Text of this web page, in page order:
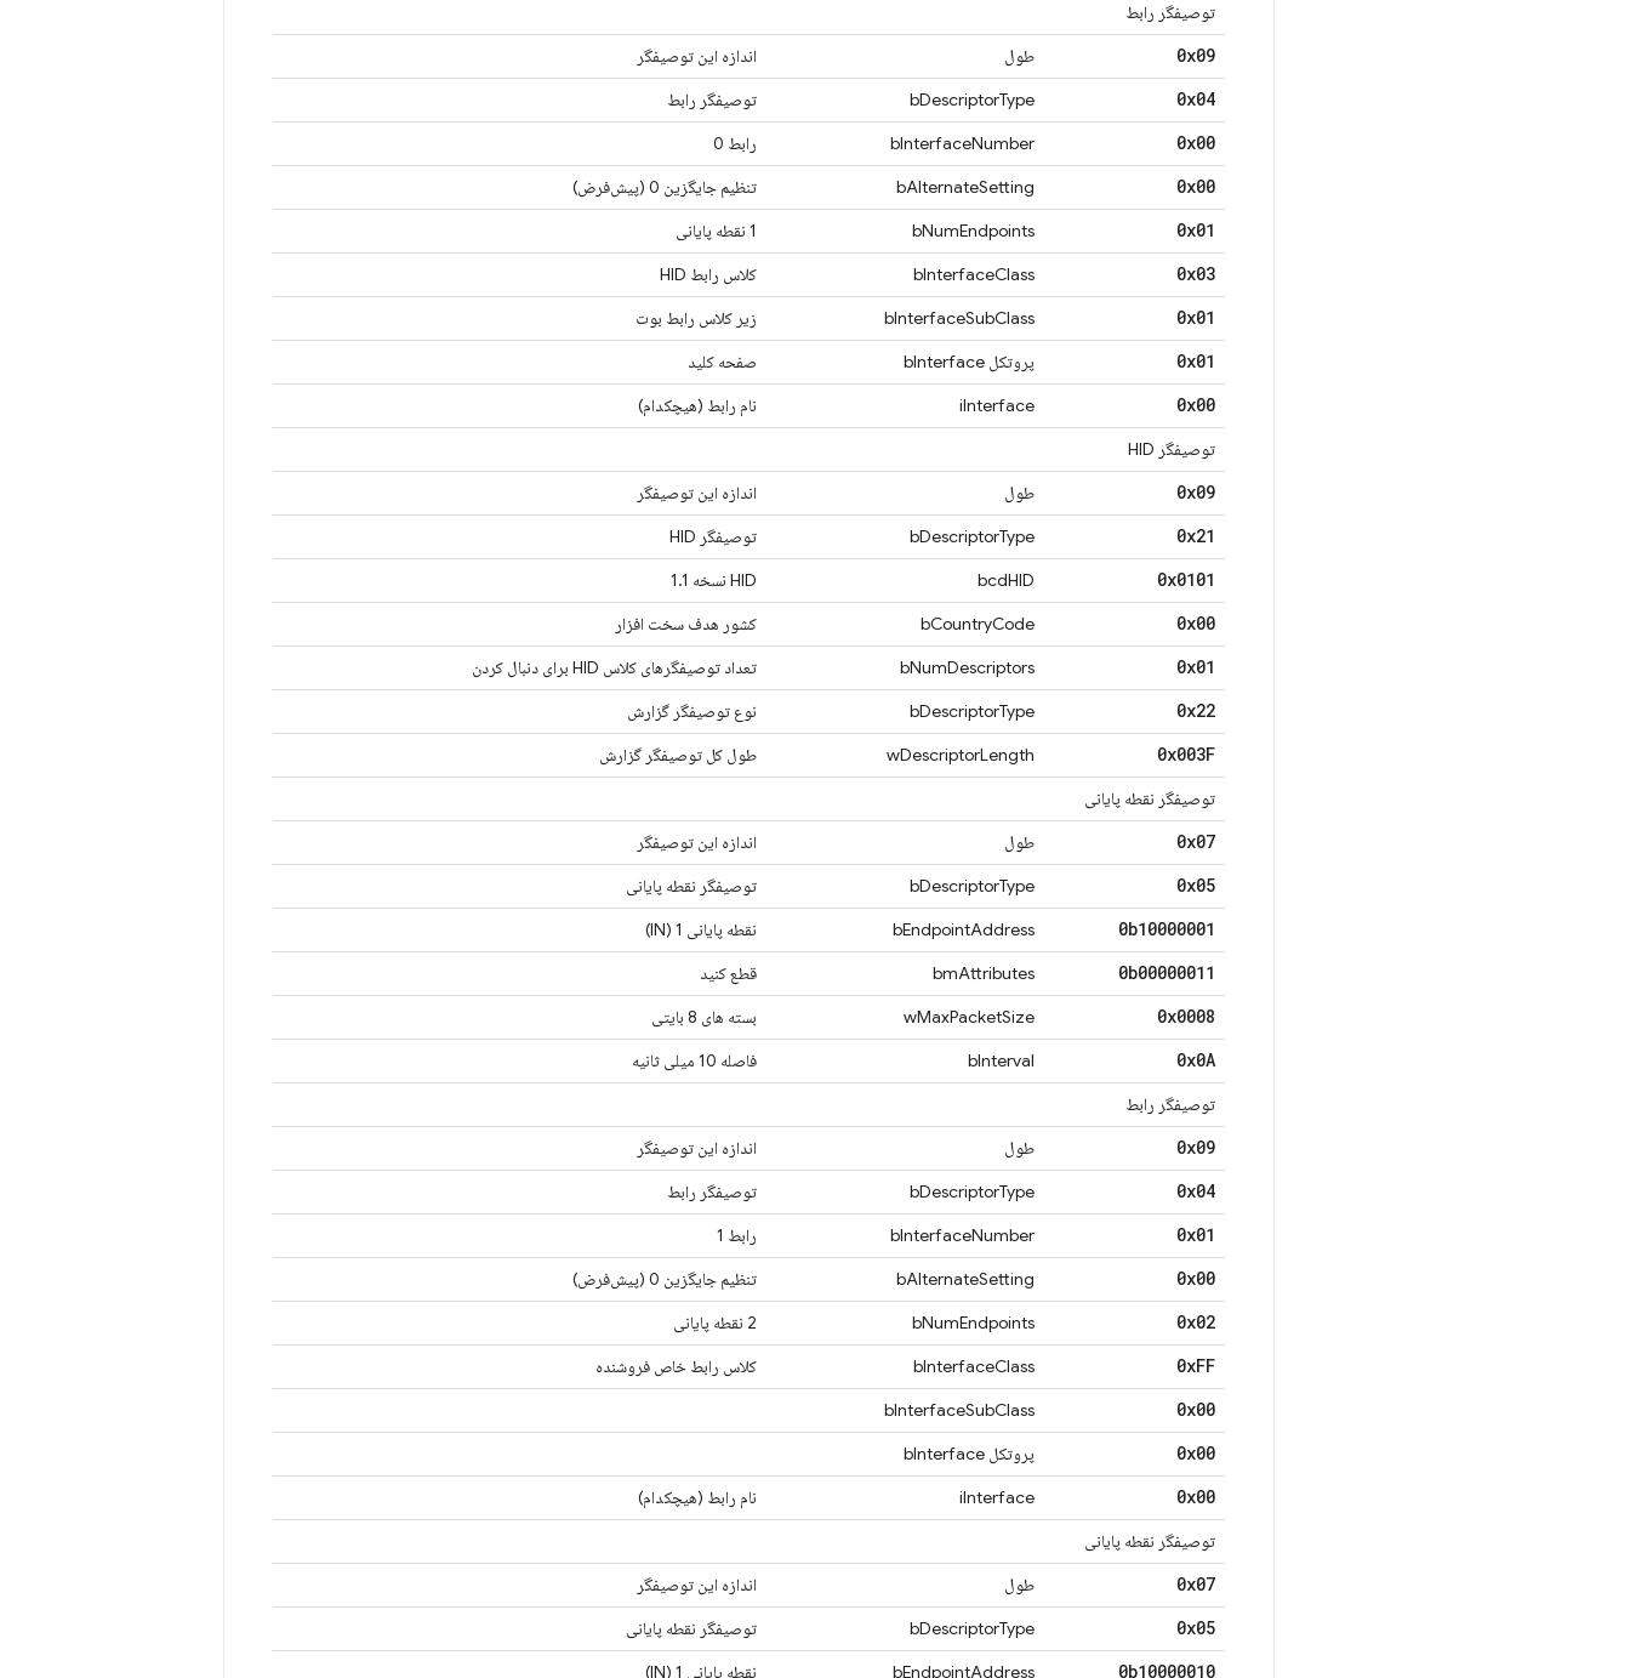
توصیفگر رابط
0x09 طول اندازه این توصیفگر
0x04
bDescriptorType توصیفگر رابط
0x00
bInterfaceNumber رابط 0
0x00
bAlternateSetting تنظیم جایگزین 0 (پیش‌فرض)
0x01
bNumEndpoints 1 نقطه پایانی
0x03
bInterfaceClass کلاس رابط HID
0x01
bInterfaceSubClass زیر کلاس رابط بوت
0x01 پروتکل bInterface صفحه کلید
0x00
iInterface
نام رابط (هیچکدام)
توصیفگر HID
0x09 طول اندازه این توصیفگر
0x21
bDescriptorType توصیفگر HID
0x0101
bcdHID HID نسخه 1.1
0x00
bCountryCode کشور هدف سخت افزار
0x01
bNumDescriptors تعداد توصیفگرهای کلاس HID برای دنبال کردن
0x22
bDescriptorType نوع توصیفگر گزارش
0x003F
wDescriptorLength
طول کل توصیفگر گزارش
توصیفگر نقطه پایانی
0x07 طول اندازه این توصیفگر
0x05
bDescriptorType توصیفگر نقطه پایانی
0b10000001
bEndpointAddress نقطه پایانی 1 (IN)
0b00000011
bmAttributes قطع کنید
0x0008
wMaxPacketSize بسته های 8 بایتی
0x0A
bInterval
فاصله 10 میلی ثانیه
توصیفگر رابط
0x09 طول اندازه این توصیفگر
0x04
bDescriptorType توصیفگر رابط
0x01
bInterfaceNumber رابط 1
0x00
bAlternateSetting تنظیم جایگزین 0 (پیش‌فرض)
0x02
bNumEndpoints 2 نقطه پایانی
0xFF
bInterfaceClass کلاس رابط خاص فروشنده
0x00
bInterfaceSubClass
0x00 پروتکل bInterface
0x00
iInterface
نام رابط (هیچکدام)
توصیفگر نقطه پایانی
0x07 طول اندازه این توصیفگر
0x05
bDescriptorType توصیفگر نقطه پایانی
0b10000010
bEndpointAddress نقطه پایانی 1 (IN)